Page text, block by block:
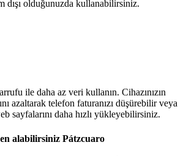
dışı olduğunuzda kullanabilirsiniz.
ile daha az veri kullanın. Cihazınızın
azaltarak telefon faturanızı düşürebilir veya
sayfalarını daha hızlı yükleyebilirsiniz.
alabilirsiniz Pátzcuaro